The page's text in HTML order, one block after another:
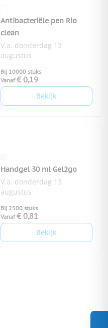
Antibacteriële pen Rio
clean
V.a. donderdag 13
augustus
Bij 10000 stuks
Vanaf € 0,19
Bekijk
Handgel 30 ml Gel2go
V.a. donderdag 13
augustus
Bij 2500 stuks
Vanaf € 0,81
Bekijk